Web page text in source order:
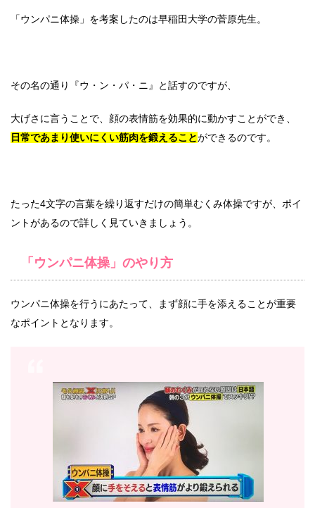
「ウンパニ体操」を考案したのは早稲田大学の菅原先生。
その名の通り『ウ・ン・パ・ニ』と話すのですが、
大げさに言うことで、顔の表情筋を効果的に動かすことができ、
日常であまり使いにくい筋肉を鍛えることができるのです。
たった4文字の言葉を繰り返すだけの簡単むくみ体操ですが、ポイ
ントがあるので詳しく見ていきましょう。
「ウンパニ体操」のやり方
ウンパニ体操を行うにあたって、まず顔に手を添えることが重要
なポイントとなります。